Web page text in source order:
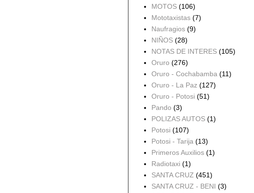
MOTOS (106)
Mototaxistas (7)
Naufragios (9)
NIÑOS (28)
NOTAS DE INTERES (105)
Oruro (276)
Oruro - Cochabamba (11)
Oruro - La Paz (127)
Oruro - Potosi (51)
Pando (3)
POLIZAS AUTOS (1)
Potosi (107)
Potosi - Tarija (13)
Primeros Auxilios (1)
Radiotaxi (1)
SANTA CRUZ (451)
SANTA CRUZ - BENI (3)